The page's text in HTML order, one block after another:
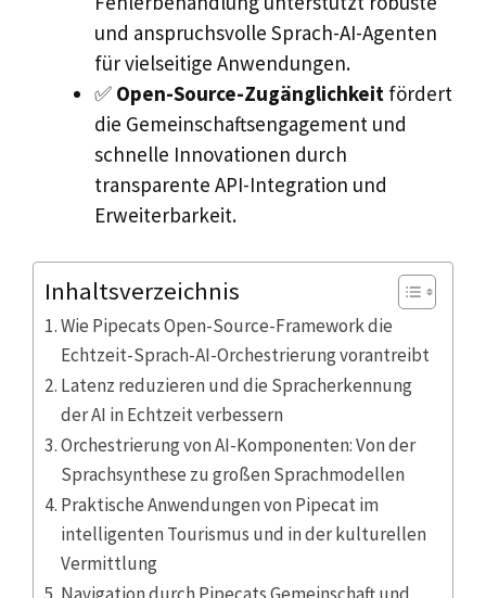
und anspruchsvolle Sprach-AI-Agenten
für vielseitige Anwendungen.
✅ Open-Source-Zugänglichkeit fördert
die Gemeinschaftsengagement und
schnelle Innovationen durch
transparente API-Integration und
Erweiterbarkeit.
Inhaltsverzeichnis
Wie Pipecats Open-Source-Framework die
Echtzeit-Sprach-AI-Orchestrierung vorantreibt
Latenz reduzieren und die Spracherkennung
der AI in Echtzeit verbessern
Orchestrierung von AI-Komponenten: Von der
Sprachsynthese zu großen Sprachmodellen
Praktische Anwendungen von Pipecat im
intelligenten Tourismus und in der kulturellen
Vermittlung
Navigation durch Pipecats Gemeinschaft und